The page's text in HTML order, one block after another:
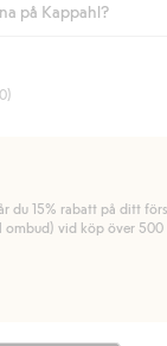
Club har du alltid
in och identifierats
på Kappahl?
men även andra
du 15% rabatt på ditt
vid köp över 500